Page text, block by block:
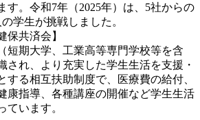
す。令和7年（2025年）は、5社からの
学生が挑戦しました。
保共済会】
短期大学、工業高等専門学校等を含
され、より充実した学生生活を支援・
する相互扶助制度で、医療費の給付、
康指導、各種講座の開催など学生生活
ています。